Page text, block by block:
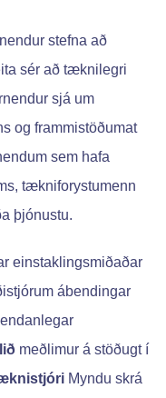
stefna að
sér að tæknilegri
sjá um
og frammistöðumat
sem hafa
tækniforystumenn
þjónustu.
einstaklingsmiðaðar
ábendingar
lið meðlimur á stöðugt í
Myndu skrá